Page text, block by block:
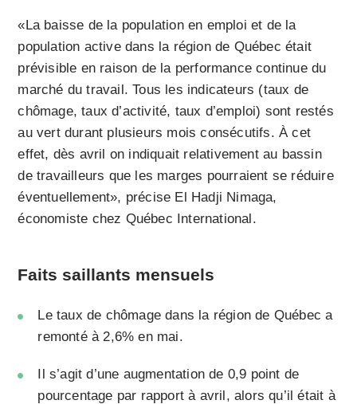
«La baisse de la population en emploi et de la
population active dans la région de Québec était
prévisible en raison de la performance continue du
marché du travail. Tous les indicateurs (taux de
chômage, taux d’activité, taux d’emploi) sont restés
au vert durant plusieurs mois consécutifs. À cet
effet, dès avril on indiquait relativement au bassin
de travailleurs que les marges pourraient se réduire
éventuellement», précise El Hadji Nimaga,
économiste chez Québec International.
Faits saillants mensuels
Le taux de chômage dans la région de Québec a
remonté à 2,6% en mai.
Il s’agit d’une augmentation de 0,9 point de
pourcentage par rapport à avril, alors qu’il était à